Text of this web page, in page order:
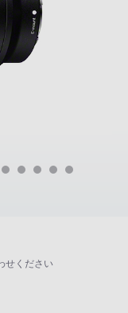
せください